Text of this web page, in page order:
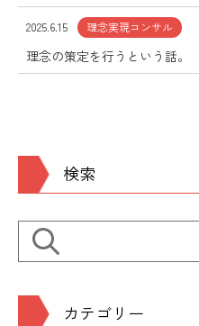
2025.6.15 理念実現コンサル
理念の策定を行うという話。
検索
カテゴリー